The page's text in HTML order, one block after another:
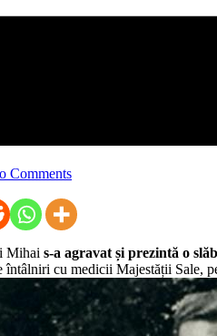
Comments
Mihai s-a agravat și prezintă o slă
întâlniri cu medicii Majestății Sale,